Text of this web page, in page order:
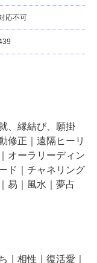
応不可
、縁結び、願掛
修正｜遠隔ヒーリ
オーラリーディン
ド｜チャネリング
易｜風水｜夢占
｜相性｜復活愛｜